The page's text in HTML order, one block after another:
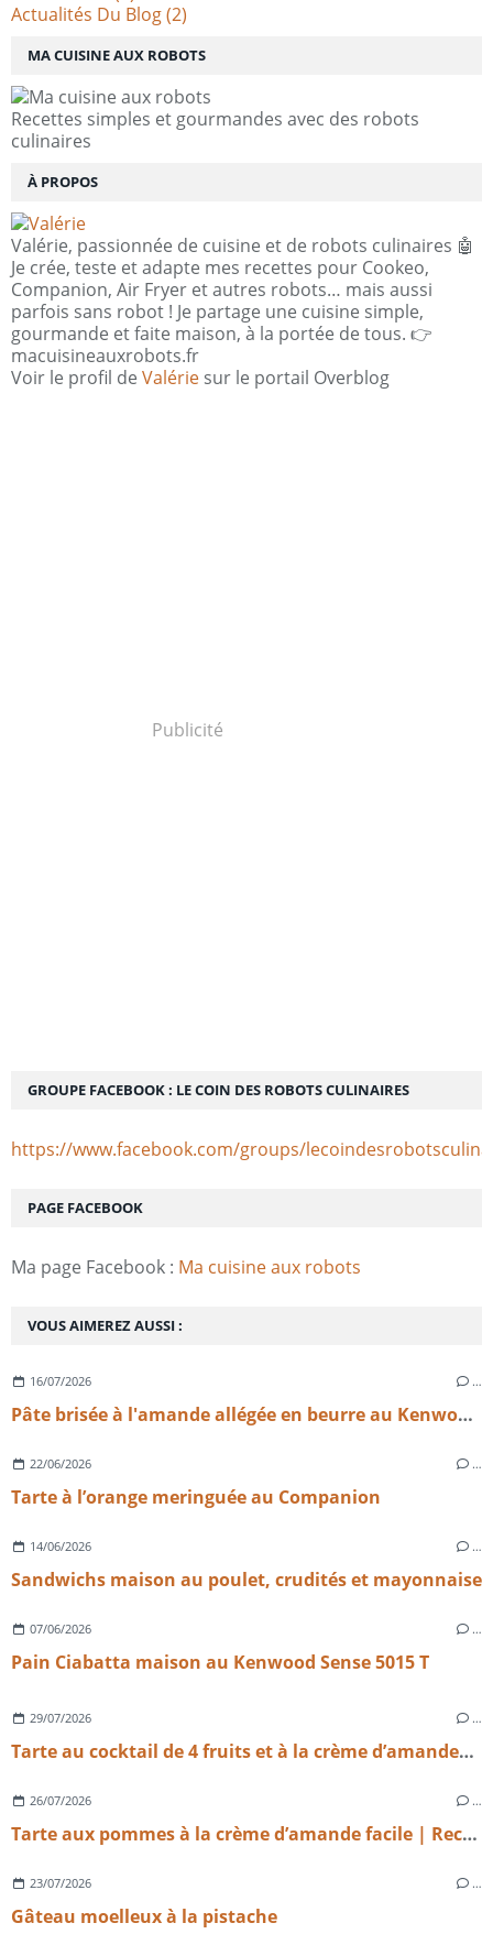
MA CUISINE AUX ROBOTS
Recettes simples et gourmandes avec des robots
culinaires
À PROPOS
Valérie, passionnée de cuisine et de robots culinaires 🤖
Je crée, teste et adapte mes recettes pour Cookeo,
Companion, Air Fryer et autres robots… mais aussi
parfois sans robot ! Je partage une cuisine simple,
gourmande et faite maison, à la portée de tous. 👉
macuisineauxrobots.fr
Voir le profil de Valérie sur le portail Overblog
Publicité
VOUS AIMEREZ AUSSI :
16/07/2026 …
Pâte brisée à l'amande allégée en beurre au Kenwood sense
22/06/2026 …
Tarte à l’orange meringuée au Companion
14/06/2026 …
Sandwichs maison au poulet, crudités et mayonnaise
07/06/2026 …
Pain Ciabatta maison au Kenwood Sense 5015 T
29/07/2026 …
Tarte au cocktail de 4 fruits et à la crème d’amandes légère
26/07/2026 …
Tarte aux pommes à la crème d’amande facile | Recette maison gourmande
23/07/2026 …
Gâteau moelleux à la pistache
Actualités Du Blog(2)
PAGE FACEBOOK
Ma page Facebook : Ma cuisine aux robots
GROUPE FACEBOOK : LE COIN DES ROBOTS CULINAIRES
https://www.facebook.com/groups/